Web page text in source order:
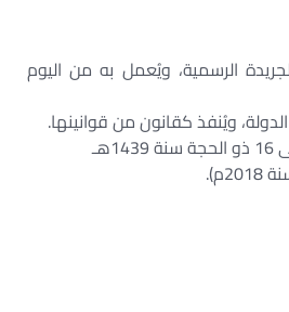
الرسمية، ويُعمل به من اليوم
ويُنفذ كقانون من قوانينها.